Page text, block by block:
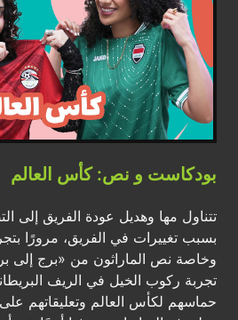
بودكاست و نص: كأس العالم
تتناول مها وهديل عودة الفريق إلى
بسبب تغييرات في الفريق، مرورًا
وخاصة نص الماراثون من «برج إلى
تجربة ركوب الخيل في الريف
حماسهم لكأس العالم وتعليقاتهم